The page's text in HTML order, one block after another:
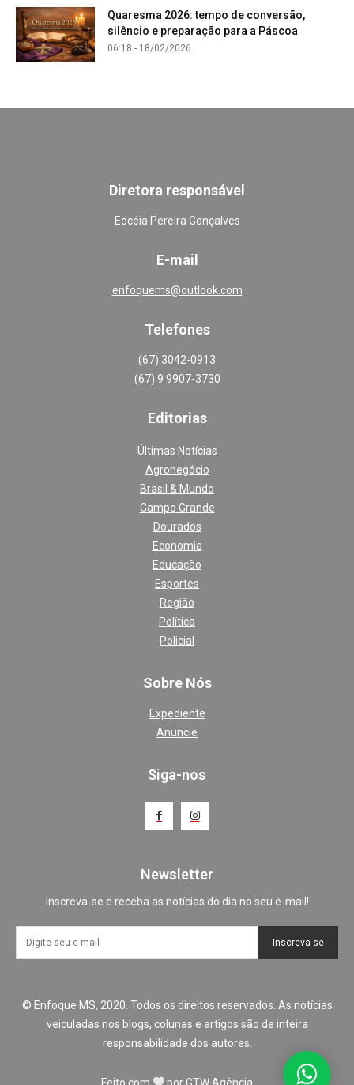
Quaresma 2026: tempo de conversão,
silêncio e preparação para a Páscoa
06:18 - 18/02/2026
Diretora responsável
Edcéia Pereira Gonçalves
E-mail
enfoquems@outlook.com
Telefones
(67) 3042-0913
(67) 9 9907-3730
Editorias
Últimas Notícias
Agronegócio
Brasil & Mundo
Campo Grande
Dourados
Economia
Educação
Esportes
Região
Política
Policial
Sobre Nós
Expediente
Anuncie
Siga-nos
Newsletter
Inscreva-se e receba as notícias do dia no seu e-mail!
Inscreva-se
© Enfoque MS, 2020. Todos os direitos reservados. As notícias
veiculadas nos blogs, colunas e artigos são de inteira
responsabilidade dos autores.